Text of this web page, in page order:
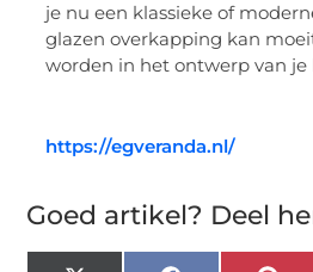
je nu een klassieke of
glazen overkapping kan
worden in het ontwerp van je
https://egveranda.nl/
Goed artikel? Deel